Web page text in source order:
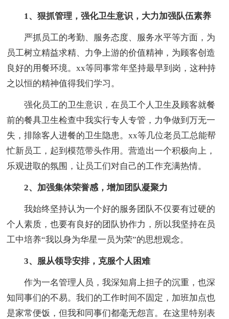
1、狠抓管理，强化卫生意识，大力加强队伍素养
严抓员工的考勤、服务态度、服务水平等方面，为
员工树立精益求精、力争上游的价值精神，为顾客创造
良好的用餐环境。xx等同事常年坚持最早到岗，这种持
之以恒的精神值得我们学习。
强化员工的卫生意识，在员工个人卫生及顾客就餐
前的餐具卫生检查中我实行专人专管，力争做到万无一
失，排除客人进餐的卫生隐患。xx等几位老员工总能帮
忙新员工，起到模范带头作用。营造出一个积极向上，
乐观进取的氛围，让员工们对自己的工作充满热情。
2、加强集体荣誉感，增加团队凝聚力
我始终坚持认为一个好的服务团队不仅要有过硬的
个人素质，也要有良好的团队协作力，所以我坚持在员
工中培养“我以身为华星一员为荣”的思想观念。
3、服从领导安排，克服个人困难
作为一名管理人员，我深知肩上担子的沉重，也深
知同事们的不易。我们的工作时间不固定，加班加点也
是家常便饭，但我和同事们都毫无怨言。在这里特别表